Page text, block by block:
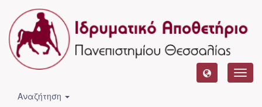
Αναζήτηση